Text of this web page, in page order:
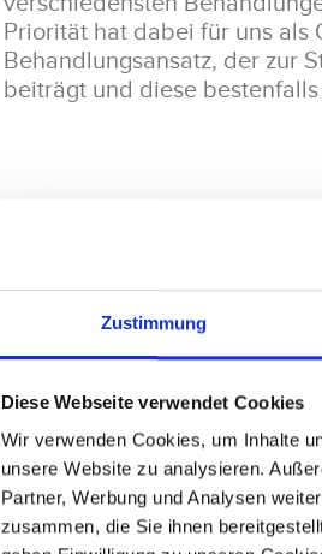
Zustimmung
Diese Webseite verwendet Cookies
Wir verwenden Cookies, um Inhalte
unsere Website zu analysieren.
Partner, Werbung und Analysen
zusammen, die Sie ihnen
Priorität hat dabei für uns
Behandlungsansatz, der zur
beiträgt und diese
mit einem hohen Maß an
orthopädischer
Bewegungsapparates auch
Funktionseinschränkungen
Therapiemöglichkeiten oder
Ihnen eine kompetente und
Aufenthalt bei uns so
Bedürfnisse immer mit ein.